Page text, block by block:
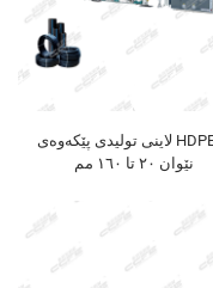
لاینی تولیدی پێکەوەی HDPE لە
نێوان ٢٠ تا ١٦٠ مم